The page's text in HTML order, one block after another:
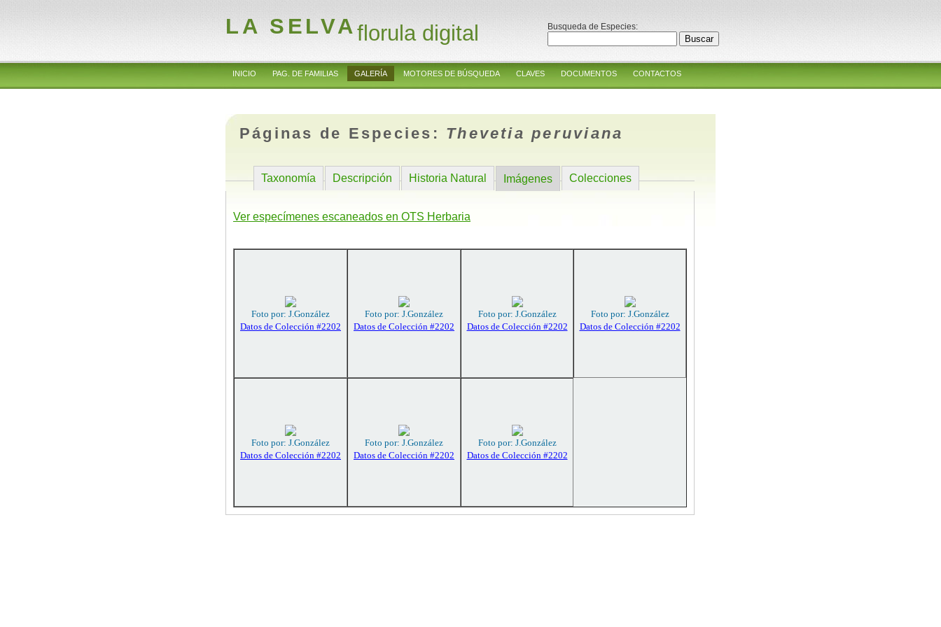
LA SELVAflorula digital Busqueda de Especies:
INICIO PAG. DE FAMILIAS GALERÍA MOTORES DE BÚSQUEDA CLAVES DOCUMENTOS CONTACTOS
Páginas de Especies: Thevetia peruviana
Taxonomía Descripción Historia Natural Imágenes Colecciones
Ver especímenes escaneados en OTS Herbaria
Foto por: J.González
Datos de Colección #2202
Foto por: J.González
Datos de Colección #2202
Foto por: J.González
Datos de Colección #2202
Foto por: J.González
Datos de Colección #2202
Foto por: J.González
Datos de Colección #2202
Foto por: J.González
Datos de Colección #2202
Foto por: J.González
Datos de Colección #2202